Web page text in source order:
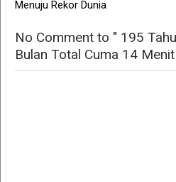
Menuju Rekor Dunia
No Comment to " 195
Bulan Total Cuma 14